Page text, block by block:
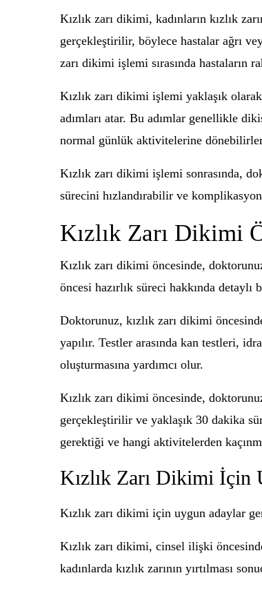
Kızlık zarı dikimi, kadınların kızlık
gerçekleştirilir, böylece hastalar ağrı
zarı dikimi işlemi sırasında hastaların
Kızlık zarı dikimi işlemi yaklaşık
adımları atar. Bu adımlar genellikle
normal günlük aktivitelerine
Kızlık zarı dikimi işlemi sonrasında,
sürecini hızlandırabilir ve
Kızlık Zarı Dikimi
Kızlık zarı dikimi öncesinde,
öncesi hazırlık süreci hakkında
Doktorunuz, kızlık zarı dikimi
yapılır. Testler arasında kan testleri,
oluşturmasına yardımcı olur.
Kızlık zarı dikimi öncesinde,
gerçekleştirilir ve yaklaşık 30 dakika
gerektiği ve hangi aktivitelerden
Kızlık Zarı Dikimi İçin
Kızlık zarı dikimi için uygun adaylar
Kızlık zarı dikimi, cinsel ilişki
kadınlarda kızlık zarının yırtılması